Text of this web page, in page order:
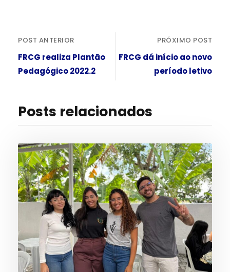
POST ANTERIOR
FRCG realiza Plantão
Pedagógico 2022.2
PRÓXIMO POST
FRCG dá início ao novo
período letivo
Posts relacionados